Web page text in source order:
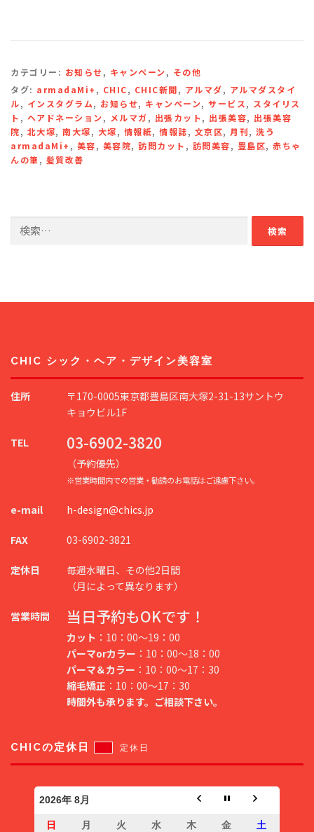
カテゴリー: お知らせ, キャンペーン, その他
タグ: armadaMi+ , CHIC, CHIC新聞, アルマダ, アルマダスタイ
ル, インスタグラム, お知らせ, キャンペーン, サービス, スタイリス
ト , ヘアドネーション, メルマガ, 出張カット, 出張美容, 出張美容
院, 北大塚, 南大塚, 大塚, 情報紙, 情報誌, 文京区, 月刊, 洗う
armadaMi+ , 美容, 美容院, 訪問カット , 訪問美容, 豊島区, 赤ちゃ
んの筆 , 髪質改善
索:
CHIC シック・ヘア・デザイン美容室
住所
〒170-0005東京都豊島区南大塚2-31-13サントウ
キョウビル1F
TEL 03-6902-3820
（予約優先）
※営業時間内での営業・勧誘のお電話はご遠慮下さい。
e-mail h-design@chics.jp
FAX 03-6902-3821
定休日
毎週水曜日、その他2日間
（月によって異なります）
営業時間 当日予約もOKです！
カット ：10：00～19：00
パーマorカラー ：10：00～18：00
パーマ＆カラー ：10：00～17：30
縮毛矯正 ：10：00～17：30
時間外も承ります。ご相談下さい。
CHICの定休日 定休日
2026年 8月
日 月 火 水 木 金 土